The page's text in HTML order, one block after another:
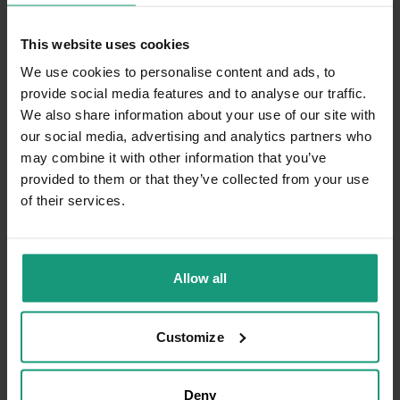
This website uses cookies
We use cookies to personalise content and ads, to
provide social media features and to analyse our traffic.
We also share information about your use of our site with
our social media, advertising and analytics partners who
may combine it with other information that you’ve
provided to them or that they’ve collected from your use
of their services.
Allow all
Customize
Deny
Bardzo cieszy nas Twoja świetna recenzja!
Ciężko pracujemy, aby sprostać wymaganiom
klientów takich jak Ty i jesteśmy zadowoleni,
że nam się udało. Mamy nadzieję, że do nas
wrócisz :) Pozdrawiamy
5/24/2026
Komentarz sklepu
Cieszy nas Twoja miła opinia i zaufanie.
klientów jak Ty. Z pozdrowieniami, obsługa
Paweł zweryfikowano
5
🔥👍️💯🚀💪
4/13/2026
Dobrej jakości karma, która bardzo smakuje